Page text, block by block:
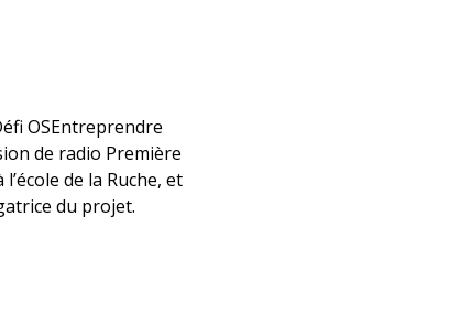
OSEntreprendre
de radio Première
de la Ruche, et
du projet.